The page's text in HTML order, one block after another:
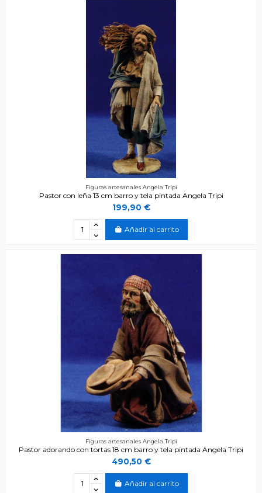
Figuras artesanales Angela Tripi
Pastor con leña 13 cm barro y tela pintada Angela Tripi
199,90 €
Añadir al carrito
Figuras artesanales Angela Tripi
Pastor adorando con tortas 18 cm barro y tela pintada Angela Tripi
490,50 €
Añadir al carrito